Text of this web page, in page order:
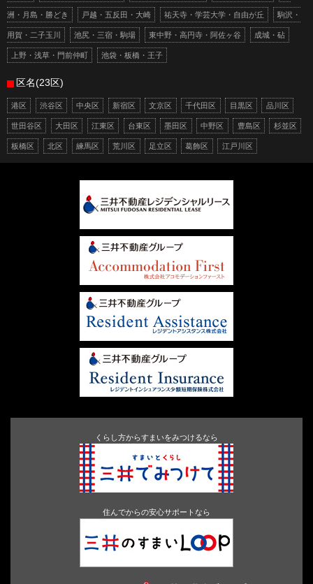
洲・月島・勝どき 戸越・五反田・大崎 祐天寺・学芸大学・自由が丘 駒沢・
用賀・二子玉川 池尻・三宿・駒場 東中野・高円寺・阿佐ヶ谷 成城・砧
上野・浅草・門前仲町 池袋・板橋・王子
区名(23区)
港区 渋谷区 中央区 新宿区 文京区 千代田区 目黒区 品川区
世田谷区 大田区 江東区 台東区 墨田区 中野区 豊島区 杉並区
板橋区 北区 練馬区 荒川区 足立区 葛飾区 江戸川区
くらし方からすまいをみつけるなら
住んでからの安心サポートなら